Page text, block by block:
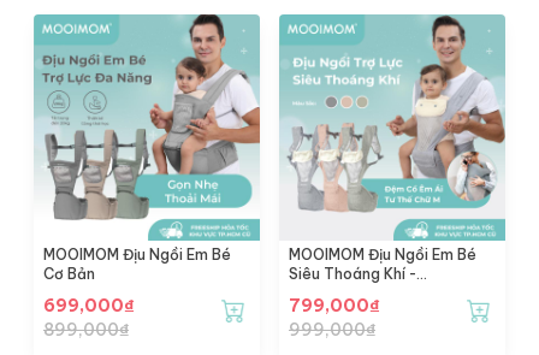
MOOIMOM Địu Ngồi Em Bé
Cơ Bản
699,000₫
899,000₫
MOOIMOM Địu Ngồi Em Bé
Siêu Thoáng Khí -
799,000₫
999,000₫